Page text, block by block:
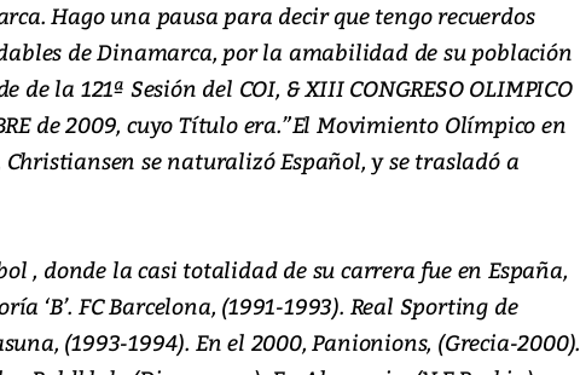
Hago una pausa para decir que tengo recuerdos
de Dinamarca, por la amabilidad de su población
de la 121ª Sesión del COI, & XIII CONGRESO OLIMPICO
de 2009, cuyo Título era.”El Movimiento Olímpico en
Christiansen se naturalizó Español, y se trasladó a
, donde la casi totalidad de su carrera fue en España,
‘B’. FC Barcelona, (1991-1993). Real Sporting de
(1993-1994). En el 2000, Panionions, (Grecia-2000).